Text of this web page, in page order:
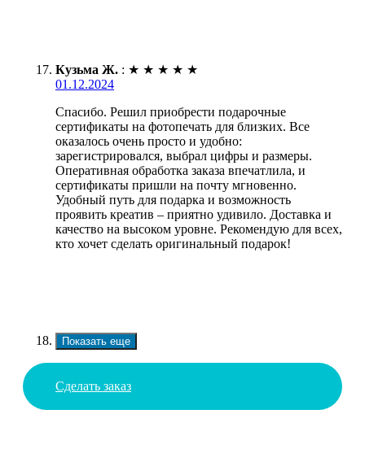
Кузьма Ж. : ★ ★ ★ ★ ★
01.12.2024
Спасибо. Решил приобрести подарочные
сертификаты на фотопечать для близких. Все
оказалось очень просто и удобно:
зарегистрировался, выбрал цифры и размеры.
Оперативная обработка заказа впечатлила, и
сертификаты пришли на почту мгновенно.
Удобный путь для подарка и возможность
проявить креатив – приятно удивило. Доставка и
качество на высоком уровне. Рекомендую для всех,
кто хочет сделать оригинальный подарок!
Показать еще
Сделать заказ